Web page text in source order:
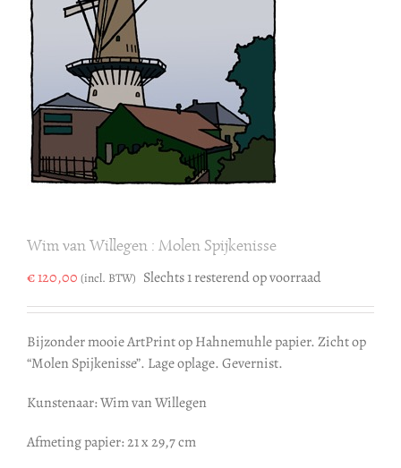
Wim van Willegen : Molen Spijkenisse
€120,00 (incl. BTW) Slechts 1 resterend op voorraad
Bijzonder mooie ArtPrint op Hahnemuhle papier. Zicht op
“Molen Spijkenisse”. Lage oplage. Gevernist.
Kunstenaar: Wim van Willegen
Afmeting papier: 21 x 29,7 cm